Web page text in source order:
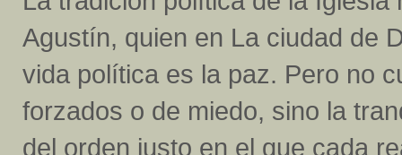
Agustín, quien en La ciudad de
vida política es la paz. Pero no
forzados o de miedo, sino la
del orden justo en el que cada